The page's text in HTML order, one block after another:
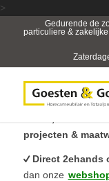
>
Gedurende de
particuliere &
projecten &
Direct 2ehands
dan onze